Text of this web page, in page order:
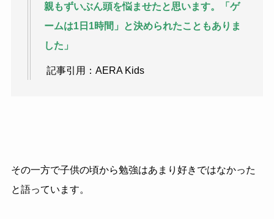
親もずいぶん頭を悩ませたと思います。「ゲ
ームは1日 1時間」と決められたこともありま
した 」
記事引用：AERA Kids
その一方で子供の頃から勉強はあまり好きではなかった
と語っています。